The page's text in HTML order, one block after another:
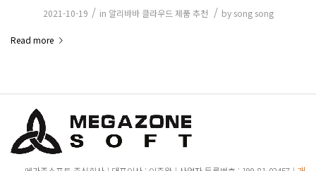
2021-10-19 / in 알리바바 클라우드 제품 추천 / by song song
Read more